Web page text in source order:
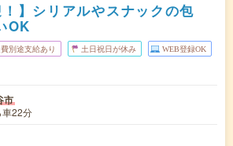
！】シリアルやスナックの包
OK
別途支給あり 土日祝日が休み WEB登録OK
市
車22分